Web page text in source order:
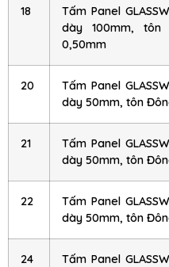
18
Tấm Panel
dày 100mm,
0,50mm
20
Tấm Panel
dày 50mm, tôn
21
Tấm Panel
dày 50mm, tôn
22
Tấm Panel
dày 50mm, tôn
24
Tấm Panel